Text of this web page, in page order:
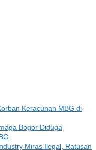
Keracunan MBG di
Bogor Diduga
Miras Ilegal, Ratusan